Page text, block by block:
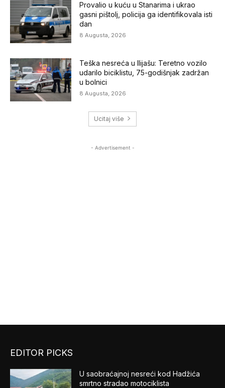
Provalio u kuću u Stanarima i ukrao
gasni pištolj, policija ga identifikovala isti
dan
8 Augusta, 2026
Teška nesreća u Ilijašu: Teretno vozilo
udarilo biciklistu, 75-godišnjak zadržan
u bolnici
8 Augusta, 2026
Ucitaj više
- Advertisement -
EDITOR PICKS
U saobraćajnoj nesreći kod Hadžića
smrtno stradao motociklista